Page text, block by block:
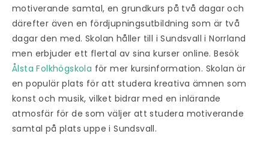
motiverande samtal, en grundkurs på två dagar och
därefter även en fördjupningsutbildning som är två
dagar den med. Skolan håller till i Sundsvall i Norrland
men erbjuder ett flertal av sina kurser online. Besök
Ålsta Folkhögskola för mer kursinformation. Skolan är
en populär plats för att studera kreativa ämnen som
konst och musik, vilket bidrar med en inlärande
atmosfär för de som väljer att studera motiverande
samtal på plats uppe i Sundsvall.